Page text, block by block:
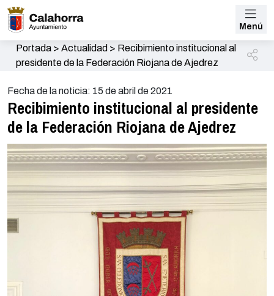
Menú
Portada> Actualidad > Recibimiento institucional al
presidente de la Federación Riojana de Ajedrez
Fecha de la noticia: 15 de abril de 2021
Recibimiento institucional al presidente
de la Federación Riojana de Ajedrez